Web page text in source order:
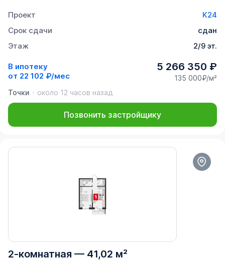
Проект
К24
Срок сдачи
сдан
Этаж
2/9 эт.
В ипотеку
от 22 102 ₽/мес
5 266 350 ₽
135 000₽/м²
Точки
около 12 часов назад
Позвонить застройщику
2-комнатная — 41,02 м²